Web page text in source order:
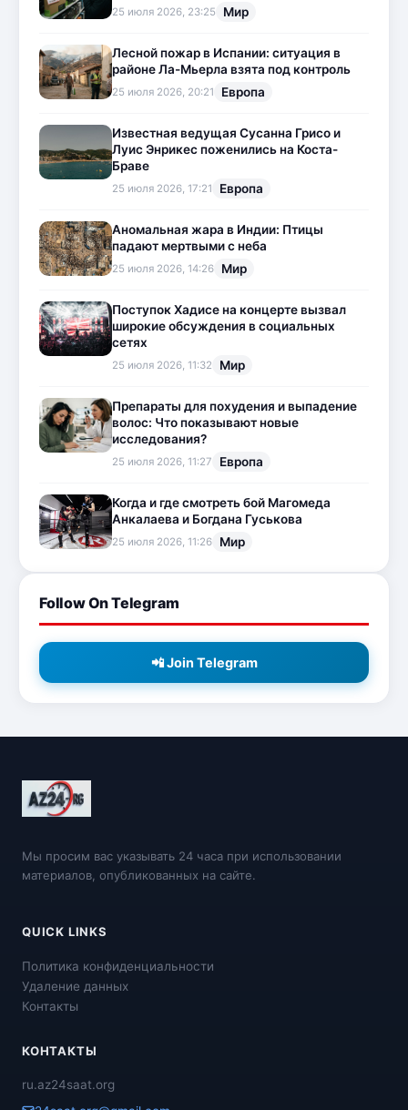
25 июля 2026, 23:25 Мир
Лесной пожар в Испании: ситуация в
районе Ла-Мьерла взята под контроль
25 июля 2026, 20:21 Европа
Известная ведущая Сусанна Грисо и
Луис Энрикес поженились на Коста-
Браве
25 июля 2026, 17:21 Европа
Аномальная жара в Индии: Птицы
падают мертвыми с неба
25 июля 2026, 14:26 Мир
Поступок Хадисе на концерте вызвал
широкие обсуждения в социальных
сетях
25 июля 2026, 11:32 Мир
Препараты для похудения и выпадение
волос: Что показывают новые
исследования?
25 июля 2026, 11:27 Европа
Когда и где смотреть бой Магомеда
Анкалаева и Богдана Гуськова
25 июля 2026, 11:26 Мир
Follow On Telegram
📲 Join Telegram
Мы просим вас указывать 24 часа при использовании
материалов, опубликованных на сайте.
QUICK LINKS
Политика конфиденциальности
Удаление данных
Контакты
КОНТАКТЫ
ru.az24saat.org